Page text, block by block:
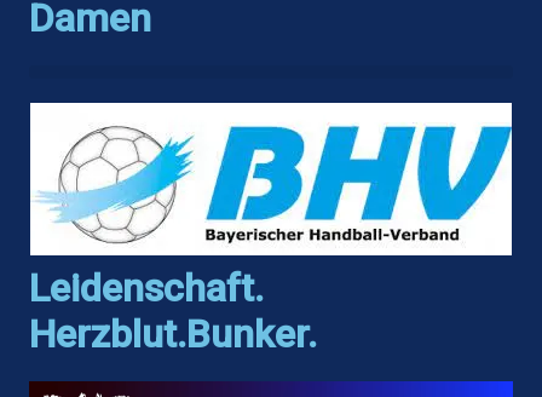
Damen
Leidenschaft.
Herzblut.Bunker.